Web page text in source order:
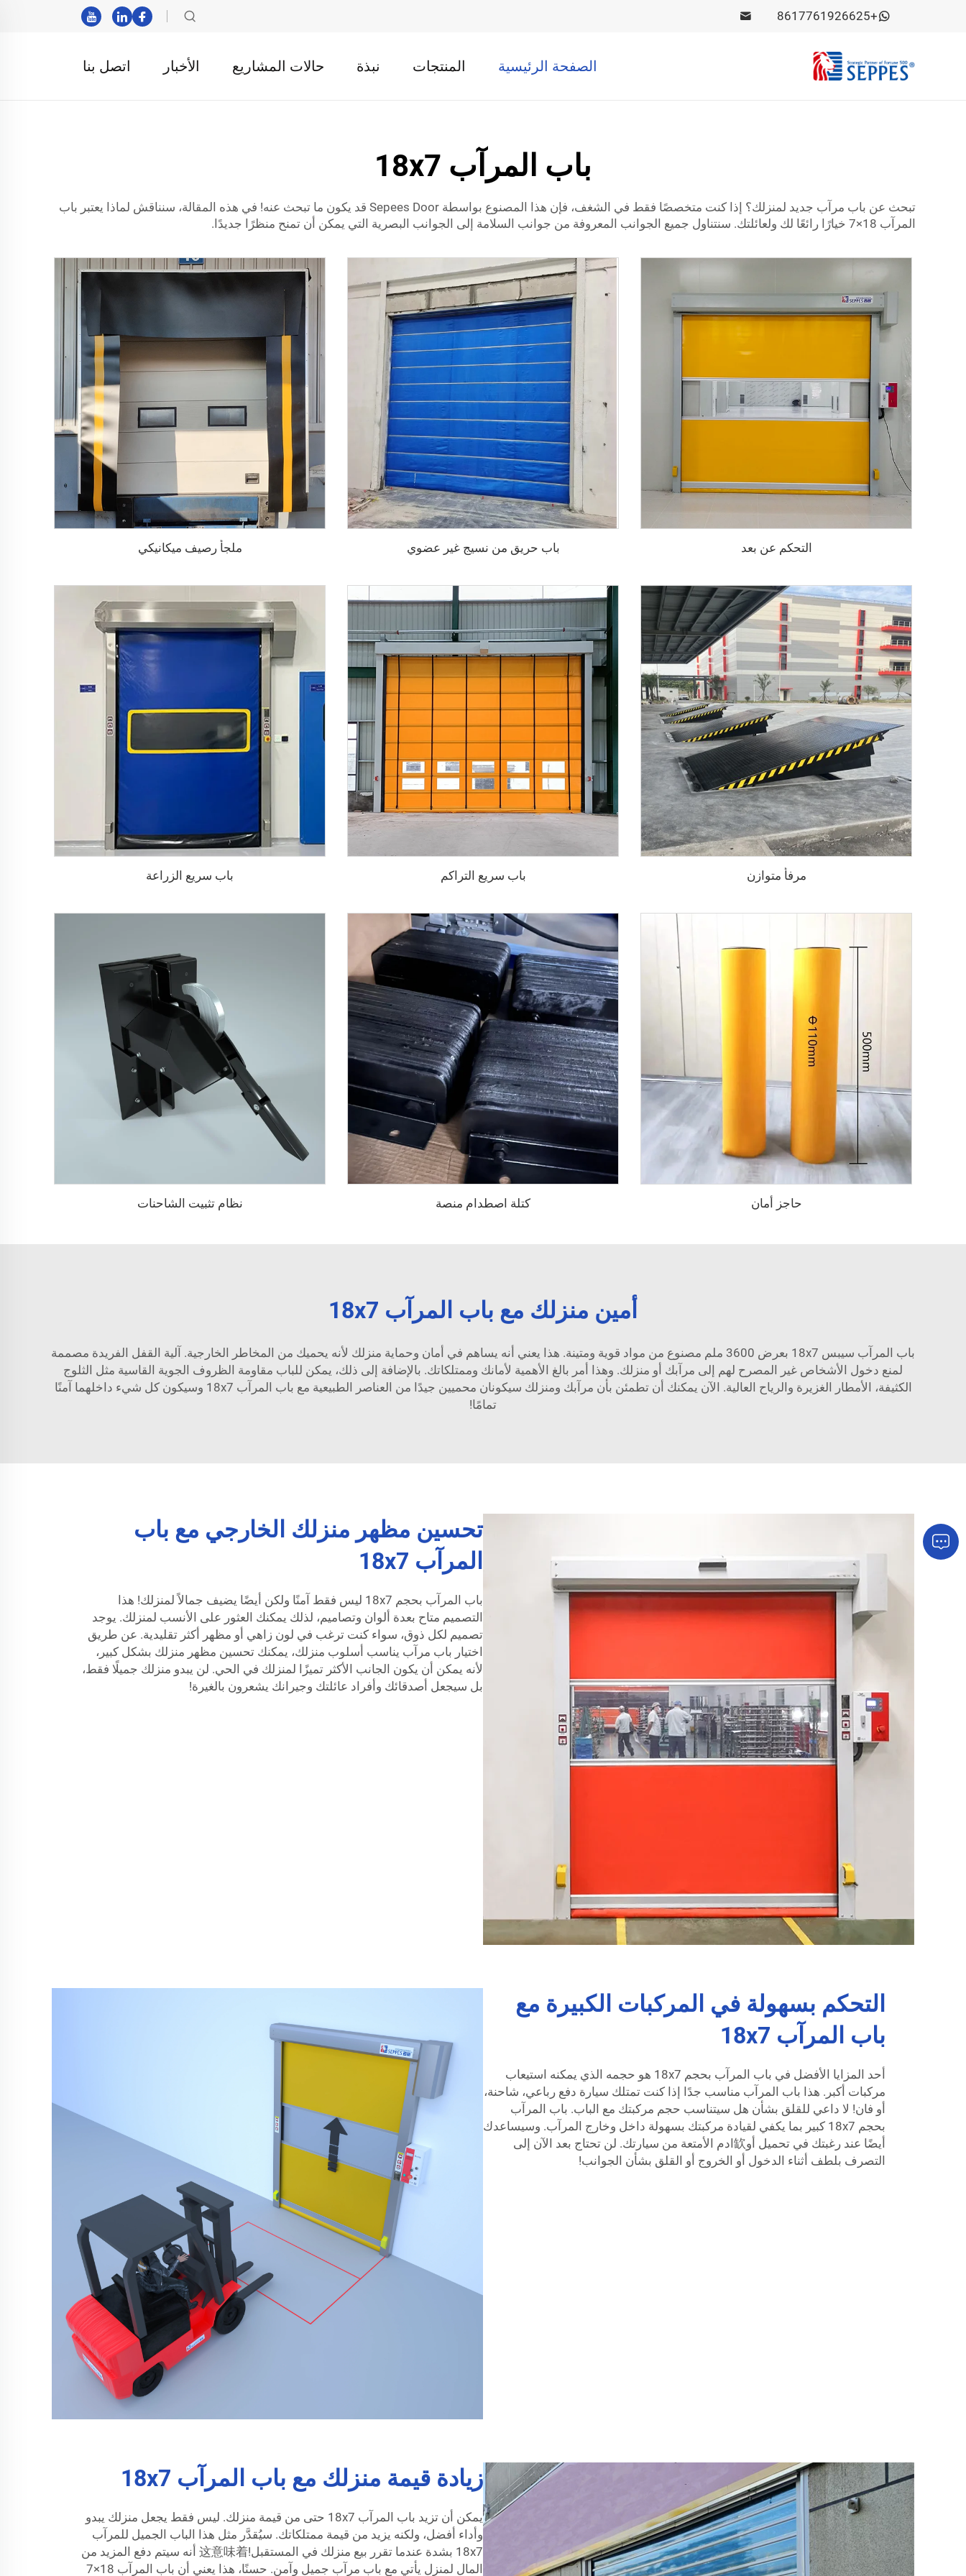
+8617761926625
الصفحة الرئيسية المنتجات نبذة حالات المشاريع الأخبار اتصل بنا
باب المرآب 18x7
تبحث عن باب مرآب جديد لمنزلك؟ إذا كنت متخصصًا فقط في الشغف، فإن هذا المصنوع بواسطة Sepees Door قد يكون ما تبحث عنه! في هذه المقالة، سنناقش لماذا يعتبر باب
المرآب 18×7 خيارًا رائعًا لك ولعائلتك. سنتناول جميع الجوانب المعروفة من جوانب السلامة إلى الجوانب البصرية التي يمكن أن تمنح منظرًا جديدًا.
التحكم عن بعد باب حريق من نسيج غير عضوي ملجأ رصيف ميكانيكي
مرفأ متوازن باب سريع التراكم باب سريع الزراعة
حاجز أمان كتلة اصطدام منصة نظام تثبيت الشاحنات
أمين منزلك مع باب المرآب 18x7
باب المرآب سيبس 18x7 بعرض 3600 ملم مصنوع من مواد قوية ومتينة. هذا يعني أنه يساهم في أمان وحماية منزلك لأنه يحميك من المخاطر الخارجية. آلية القفل الفريدة مصممة
لمنع دخول الأشخاص غير المصرح لهم إلى مرآبك أو منزلك. وهذا أمر بالغ الأهمية لأمانك وممتلكاتك. بالإضافة إلى ذلك، يمكن للباب مقاومة الظروف الجوية القاسية مثل الثلوج
الكثيفة، الأمطار الغزيرة والرياح العالية. الآن يمكنك أن تطمئن بأن مرآبك ومنزلك سيكونان محميين جيدًا من العناصر الطبيعية مع باب المرآب 18x7 وسيكون كل شيء داخلهما آمنًا
تمامًا!
تحسين مظهر منزلك الخارجي مع باب
المرآب 18x7
باب المرآب بحجم 18x7 ليس فقط آمنًا ولكن أيضًا يضيف جمالاً لمنزلك! هذا
التصميم متاح بعدة ألوان وتصاميم، لذلك يمكنك العثور على الأنسب لمنزلك. يوجد
تصميم لكل ذوق، سواء كنت ترغب في لون زاهي أو مظهر أكثر تقليدية. عن طريق
اختيار باب مرآب يناسب أسلوب منزلك، يمكنك تحسين مظهر منزلك بشكل كبير،
لأنه يمكن أن يكون الجانب الأكثر تميزًا لمنزلك في الحي. لن يبدو منزلك جميلًا فقط،
بل سيجعل أصدقائك وأفراد عائلتك وجيرانك يشعرون بالغيرة!
التحكم بسهولة في المركبات الكبيرة مع
باب المرآب 18x7
أحد المزايا الأفضل في باب المرآب بحجم 18x7 هو حجمه الذي يمكنه استيعاب
مركبات أكبر. هذا باب المرآب مناسب جدًا إذا كنت تمتلك سيارة دفع رباعي، شاحنة،
أو فان! لا داعي للقلق بشأن هل سيتناسب حجم مركبتك مع الباب. باب المرآب
بحجم 18x7 كبير بما يكفي لقيادة مركبتك بسهولة داخل وخارج المرآب. وسيساعدك
أيضًا عند رغبتك في تحميل أو缼ادم الأمتعة من سيارتك. لن تحتاج بعد الآن إلى
التصرف بلطف أثناء الدخول أو الخروج أو القلق بشأن الجوانب!
زيادة قيمة منزلك مع باب المرآب 18x7
يمكن أن تزيد باب المرآب 18x7 حتى من قيمة منزلك. ليس فقط يجعل منزلك يبدو
وأداء أفضل، ولكنه يزيد من قيمة ممتلكاتك. سيُقدَّر مثل هذا الباب الجميل للمرآب
18x7 بشدة عندما تقرر بيع منزلك في المستقبل!这意味着 أنه سيتم دفع المزيد من
المال لمنزل يأتي مع باب مرآب جميل وآمن. حسنًا، هذا يعني أن باب المرآب 18×7